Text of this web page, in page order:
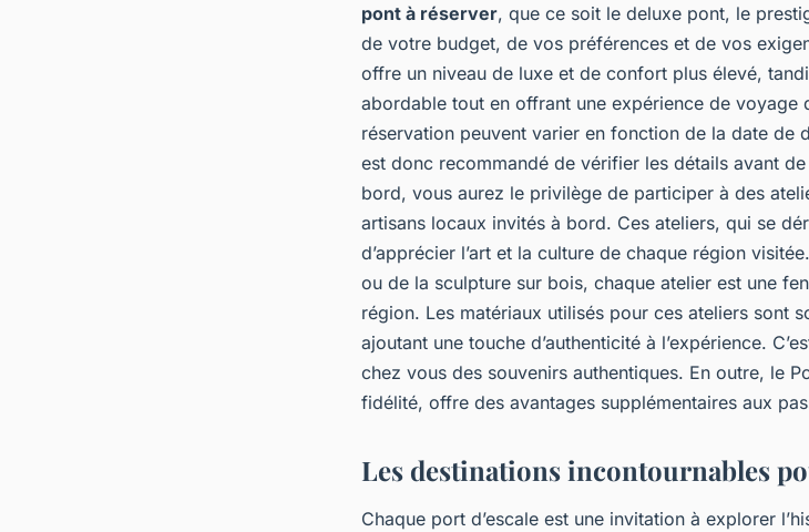
pont à réserver, que ce soit le deluxe pont, le
de votre budget, de vos préférences et de vos
offre un niveau de luxe et de confort plus élevé,
abordable tout en offrant une expérience de voyage
réservation peuvent varier en fonction de la date de
est donc recommandé de vérifier les détails avant
bord, vous aurez le privilège de participer à des
artisans locaux invités à bord. Ces ateliers, qui se
d’apprécier l’art et la culture de chaque région
ou de la sculpture sur bois, chaque atelier est une
région. Les matériaux utilisés pour ces ateliers sont
ajoutant une touche d’authenticité à l’expérience.
chez vous des souvenirs authentiques. En outre, le
fidélité, offre des avantages supplémentaires aux
Les destinations incontournables
Chaque port d’escale est une invitation à explorer